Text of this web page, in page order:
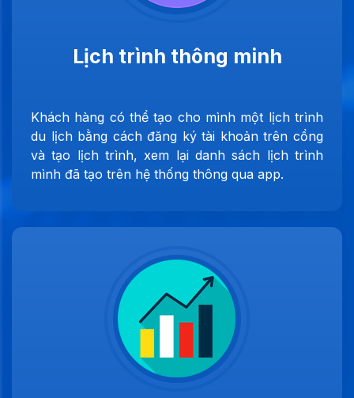
Lịch trình thông minh
Khách hàng có thể tạo cho mình một lịch trình
du lịch bằng cách đăng ký tài khoản trên cổng
và tạo lịch trình, xem lại danh sách lịch trình
mình đã tạo trên hệ thống thông qua app.